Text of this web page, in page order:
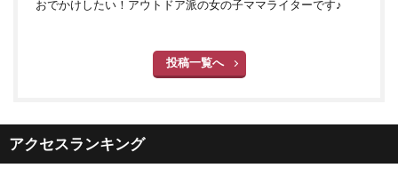
おでかけしたい！アウトドア派の女の子ママライターです♪
投稿一覧へ
アクセスランキング